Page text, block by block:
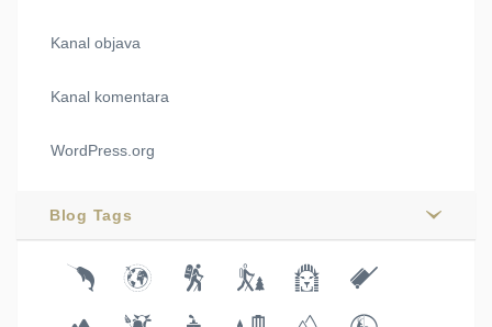
Kanal objava
Kanal komentara
WordPress.org
Blog Tags